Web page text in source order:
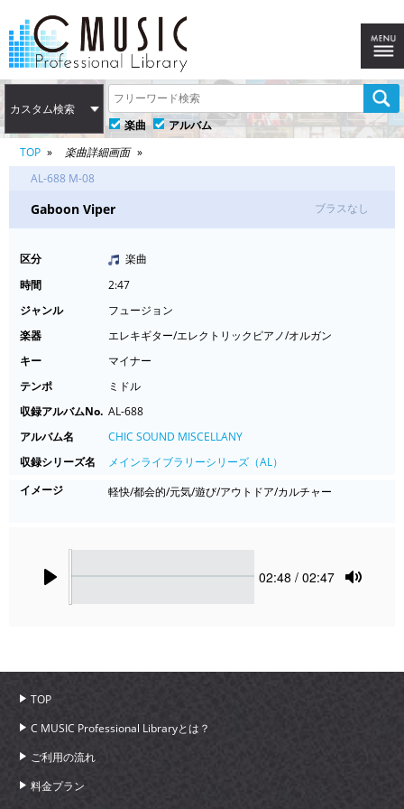
カスタム検索
楽曲
アルバム
TOP
楽曲詳細画面
AL-688 M-08
Gaboon Viper ブラスなし
区分
楽曲
時間
2:47
ジャンル
フュージョン
楽器
エレキギター/エレクトリックピアノ/オルガン
キー
マイナー
テンポ
ミドル
収録アルバムNo. AL-688
アルバム名
CHIC SOUND MISCELLANY
収録シリーズ名
メインライブラリーシリーズ（AL）
イメージ
軽快/都会的/元気/遊び/アウトドア/カルチャー
Current
02:48 / 02:47
TOP
C MUSIC Professional Libraryとは？
ご利用の流れ
料金プラン